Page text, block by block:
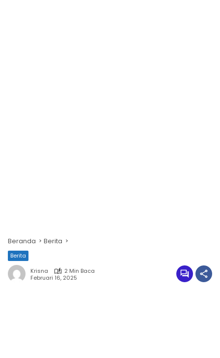
Beranda Berita
Berita
Krisna
2 Min Baca
Februari 16, 2025